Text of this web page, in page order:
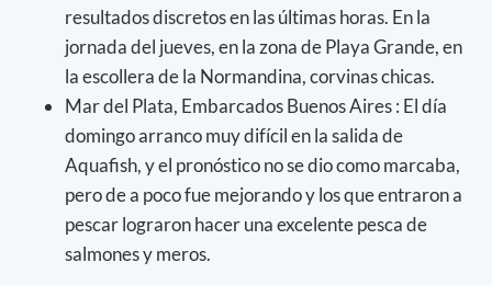
resultados discretos en las últimas horas. En la
jornada del jueves, en la zona de Playa Grande, en
la escollera de la Normandina, corvinas chicas.
Mar del Plata, Embarcados Buenos Aires : El día
domingo arranco muy difícil en la salida de
Aquafish, y el pronóstico no se dio como marcaba,
pero de a poco fue mejorando y los que entraron a
pescar lograron hacer una excelente pesca de
salmones y meros.